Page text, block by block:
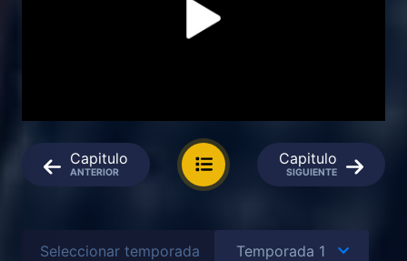
Capitulo
ANTERIOR
Capitulo
SIGUIENTE
Seleccionar temporada